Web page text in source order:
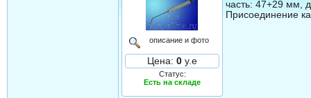
описание и фото
Цена: 0 у.е
Статус:
Есть на складе
часть: 47+29 мм,
Присоединение